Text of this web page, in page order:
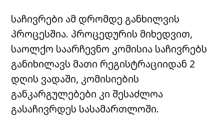
საჩივრები ამ დრომდე განხილვის
პროცესშია. პროცედურის მიხედვით,
საოლქო საარჩევნო კომისია საჩივრებს
განიხილავს მათი რეგისტრაციიდან 2
დღის ვადაში, კომისიების
განკარგულებები კი შესაძლოა
გასაჩივრდეს სასამართლოში.